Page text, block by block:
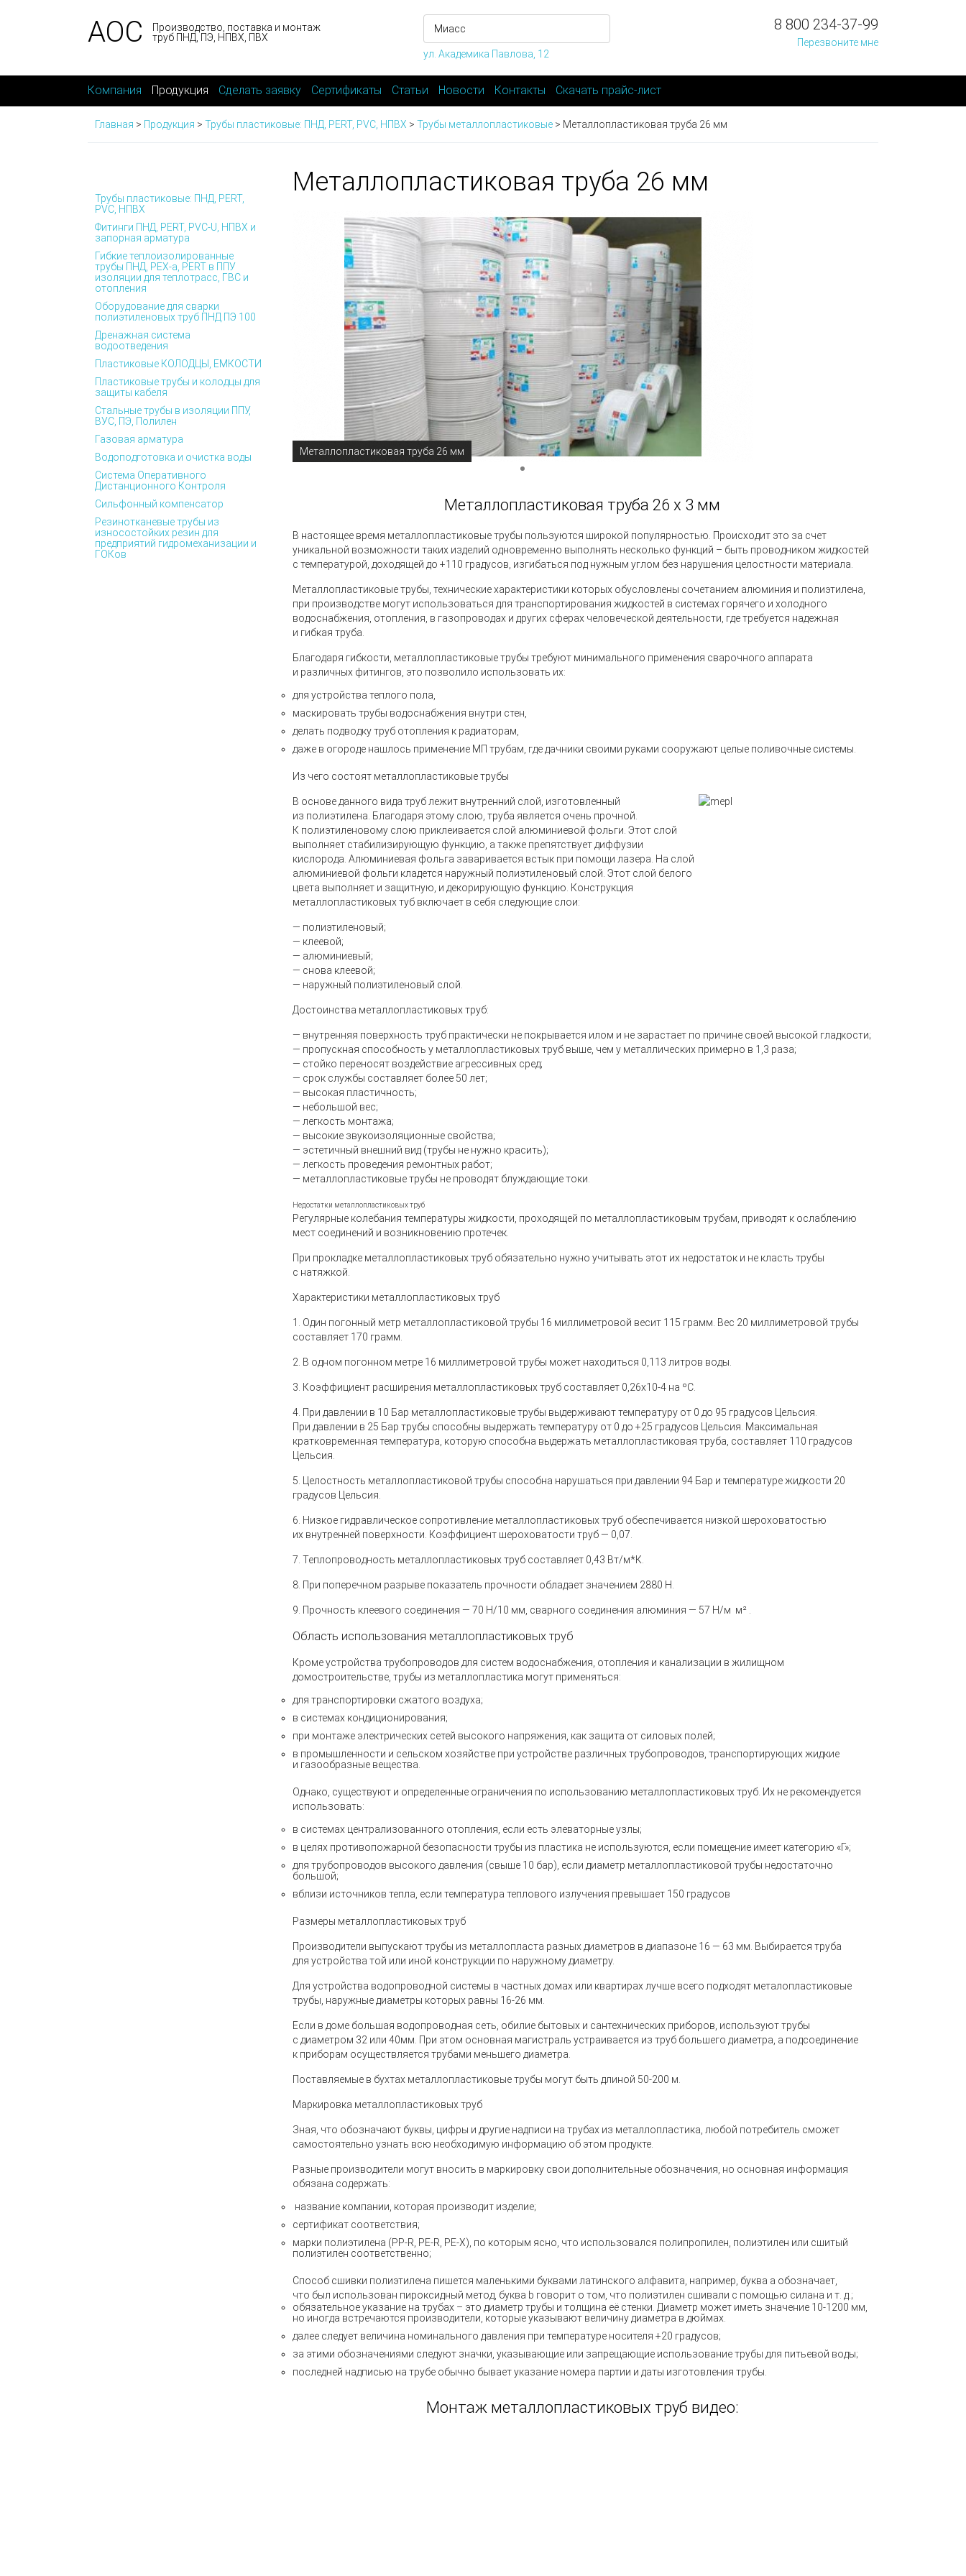
АОС
Производство, поставка и монтаж
труб ПНД, ПЭ, НПВХ, ПВХ
ул. Академика Павлова, 12
8 800 234-37-99
Перезвоните мне
Компания Продукция Сделать заявку Сертификаты Статьи Новости Контакты Скачать прайс-лист
Главная > Продукция > Трубы пластиковые: ПНД, PERT, PVC, НПВХ > Трубы металлопластиковые > Металлопластиковая труба 26 мм
Металлопластиковая труба 26 мм
Металлопластиковая труба 26 мм
Металлопластиковая труба 26 х 3 мм
В настоящее время металлопластиковые трубы пользуются широкой популярностью. Происходит это за счет
уникальной возможности таких изделий одновременно выполнять несколько функций – быть проводником жидкостей
с температурой, доходящей до +110 градусов, изгибаться под нужным углом без нарушения целостности материала.
Металлопластиковые трубы, технические характеристики которых обусловлены сочетанием алюминия и полиэтилена,
при производстве могут использоваться для транспортирования жидкостей в системах горячего и холодного
водоснабжения, отопления, в газопроводах и других сферах человеческой деятельности, где требуется надежная
и гибкая труба.
Благодаря гибкости, металлопластиковые трубы требуют минимального применения сварочного аппарата
и различных фитингов, это позволило использовать их:
для устройства теплого пола,
маскировать трубы водоснабжения внутри стен,
делать подводку труб отопления к радиаторам,
даже в огороде нашлось применение МП трубам, где дачники своими руками сооружают целые поливочные системы.
Из чего состоят металлопластиковые трубы
В основе данного вида труб лежит внутренний слой, изготовленный
из полиэтилена. Благодаря этому слою, труба является очень прочной.
К полиэтиленовому слою приклеивается слой алюминиевой фольги. Этот слой
выполняет стабилизирующую функцию, а также препятствует диффузии
кислорода. Алюминиевая фольга заваривается встык при помощи лазера. На слой
алюминиевой фольги кладется наружный полиэтиленовый слой. Этот слой белого
цвета выполняет и защитную, и декорирующую функцию. Конструкция
металлопластиковых туб включает в себя следующие слои:
— полиэтиленовый;
— клеевой;
— алюминиевый;
— снова клеевой;
— наружный полиэтиленовый слой.
Достоинства металлопластиковых труб:
— внутренняя поверхность труб практически не покрывается илом и не зарастает по причине своей высокой гладкости;
— пропускная способность у металлопластиковых труб выше, чем у металлических примерно в 1,3 раза;
— стойко переносят воздействие агрессивных сред;
— срок службы составляет более 50 лет;
— высокая пластичность;
— небольшой вес;
— легкость монтажа;
— высокие звукоизоляционные свойства;
— эстетичный внешний вид (трубы не нужно красить);
— легкость проведения ремонтных работ;
— металлопластиковые трубы не проводят блуждающие токи.
Недостатки металлопластиковых труб
Регулярные колебания температуры жидкости, проходящей по металлопластиковым трубам, приводят к ослаблению
мест соединений и возникновению протечек.
При прокладке металлопластиковых труб обязательно нужно учитывать этот их недостаток и не класть трубы
с натяжкой.
Характеристики металлопластиковых труб
1. Один погонный метр металлопластиковой трубы 16 миллиметровой весит 115 грамм. Вес 20 миллиметровой трубы
составляет 170 грамм.
2. В одном погонном метре 16 миллиметровой трубы может находиться 0,113 литров воды.
3. Коэффициент расширения металлопластиковых труб составляет 0,26х10-4 на ºС.
4. При давлении в 10 Бар металлопластиковые трубы выдерживают температуру от 0 до 95 градусов Цельсия.
При давлении в 25 Бар трубы способны выдержать температуру от 0 до +25 градусов Цельсия. Максимальная
кратковременная температура, которую способна выдержать металлопластиковая труба, составляет 110 градусов
Цельсия.
5. Целостность металлопластиковой трубы способна нарушаться при давлении 94 Бар и температуре жидкости 20
градусов Цельсия.
6. Низкое гидравлическое сопротивление металлопластиковых труб обеспечивается низкой шероховатостью
их внутренней поверхности. Коэффициент шероховатости труб — 0,07.
7. Теплопроводность металлопластиковых труб составляет 0,43 Вт/м*К.
8. При поперечном разрыве показатель прочности обладает значением 2880 Н.
9. Прочность клеевого соединения — 70 Н/10 мм, сварного соединения алюминия — 57 Н/м м² .
Область использования металлопластиковых труб
Кроме устройства трубопроводов для систем водоснабжения, отопления и канализации в жилищном
домостроительстве, трубы из металлопластика могут применяться:
для транспортировки сжатого воздуха;
в системах кондиционирования;
при монтаже электрических сетей высокого напряжения, как защита от силовых полей;
в промышленности и сельском хозяйстве при устройстве различных трубопроводов, транспортирующих жидкие
и газообразные вещества.
Однако, существуют и определенные ограничения по использованию металлопластиковых труб. Их не рекомендуется
использовать:
в системах централизованного отопления, если есть элеваторные узлы;
в целях противопожарной безопасности трубы из пластика не используются, если помещение имеет категорию «Г»;
для трубопроводов высокого давления (свыше 10 бар), если диаметр металлопластиковой трубы недостаточно
большой;
вблизи источников тепла, если температура теплового излучения превышает 150 градусов
Размеры металлопластиковых труб
Производители выпускают трубы из металлопласта разных диаметров в диапазоне 16 — 63 мм. Выбирается труба
для устройства той или иной конструкции по наружному диаметру.
Для устройства водопроводной системы в частных домах или квартирах лучше всего подходят металопластиковые
трубы, наружные диаметры которых равны 16-26 мм.
Если в доме большая водопроводная сеть, обилие бытовых и сантехнических приборов, используют трубы
с диаметром 32 или 40мм. При этом основная магистраль устраивается из труб большего диаметра, а подсоединение
к приборам осуществляется трубами меньшего диаметра.
Поставляемые в бухтах металлопластиковые трубы могут быть длиной 50-200 м.
Маркировка металлопластиковых труб
Зная, что обозначают буквы, цифры и другие надписи на трубах из металлопластика, любой потребитель сможет
самостоятельно узнать всю необходимую информацию об этом продукте.
Разные производители могут вносить в маркировку свои дополнительные обозначения, но основная информация
обязана содержать:
название компании, которая производит изделие;
сертификат соответствия;
марки полиэтилена (PP-R, PE-R, PE-X), по которым ясно, что использовался полипропилен, полиэтилен или сшитый
полиэтилен соответственно;
Способ сшивки полиэтилена пишется маленькими буквами латинского алфавита, например, буква а обозначает,
что был использован пироксидный метод, буква b говорит о том, что полиэтилен сшивали с помощью силана и т. д.;
обязательное указание на трубах – это диаметр трубы и толщина её стенки. Диаметр может иметь значение 10-1200 мм,
но иногда встречаются производители, которые указывают величину диаметра в дюймах.
далее следует величина номинального давления при температуре носителя +20 градусов;
за этими обозначениями следуют значки, указывающие или запрещающие использование трубы для питьевой воды;
последней надписью на трубе обычно бывает указание номера партии и даты изготовления трубы.
Монтаж металлопластиковых труб видео:
Трубы пластиковые: ПНД, PERT,
PVC, НПВХ
Фитинги ПНД, PERT, PVC-U, НПВХ и
запорная арматура
Гибкие теплоизолированные
трубы ПНД, PEX-а, PERT в ППУ
изоляции для теплотрасс, ГВС и
отопления
Оборудование для сварки
полиэтиленовых труб ПНД ПЭ 100
Дренажная система
водоотведения
Пластиковые КОЛОДЦЫ, ЕМКОСТИ
Пластиковые трубы и колодцы для
защиты кабеля
Стальные трубы в изоляции ППУ,
ВУС, ПЭ, Полилен
Газовая арматура
Водоподготовка и очистка воды
Система Оперативного
Дистанционного Контроля
Сильфонный компенсатор
Резинотканевые трубы из
износостойких резин для
предприятий гидромеханизации и
ГОКов